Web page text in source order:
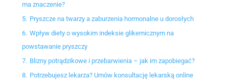
ma znaczenie?
5. Pryszcze na twarzy a zaburzenia hormonalne u dorosłych
6. Wpływ diety o wysokim indeksie glikemicznym na
powstawanie pryszczy
7. Blizny potrądzikowe i przebarwienia – jak im zapobiegać?
8. Potrzebujesz lekarza? Umów konsultację lekarską online